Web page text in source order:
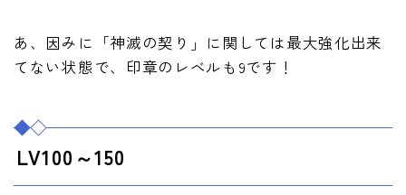
あ、因みに「神滅の契り」に関しては最大強化出来
てない状態で、印章のレベルも9です！
LV100～150